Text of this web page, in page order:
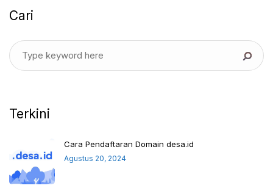
Cari
Terkini
Cara Pendaftaran Domain desa.id
Agustus 20, 2024